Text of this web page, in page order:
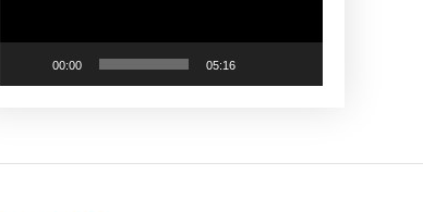
00:00 05:16